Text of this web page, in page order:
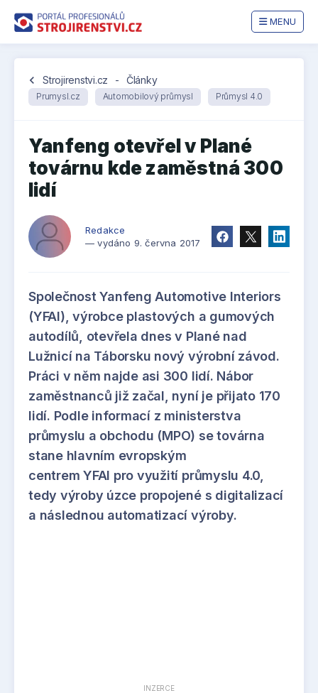
MENU
chevron_left Strojirenstvi.cz - Články
Prumysl.cz Automobilový průmysl Průmysl 4.0
Yanfeng otevřel v Plané
továrnu kde zaměstná 300
lidí
Redakce
— vydáno 9. června 2017
Společnost Yanfeng Automotive Interiors
(YFAI), výrobce plastových a gumových
autodílů, otevřela dnes v Plané nad
Lužnicí na Táborsku nový výrobní závod.
Práci v něm najde asi 300 lidí. Nábor
zaměstnanců již začal, nyní je přijato 170
lidí. Podle informací z ministerstva
průmyslu a obchodu (MPO) se továrna
stane hlavním evropským
centrem YFAI pro využití průmyslu 4.0,
tedy výroby úzce propojené s digitalizací
a následnou automatizací výroby.
INZERCE